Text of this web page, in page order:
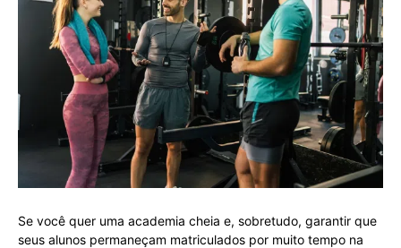
Se você quer uma academia cheia e, sobretudo, garantir que
seus alunos permaneçam matriculados por muito tempo na